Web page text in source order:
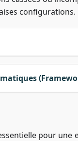
configurations.
pour une